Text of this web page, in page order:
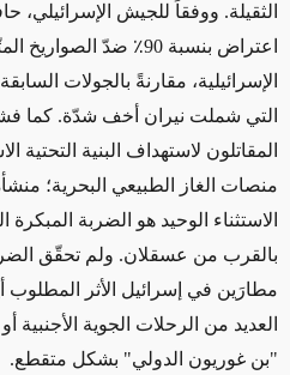
الثقيلة. ووفقاً للجيش
اعتراض بنسبة 90٪ ضدّ
الإسرائيلية، مقارنةً بالجولات السابقة
التي شملت نيران أخف شدّة. كما
المقاتلون لاستهداف البنية التحتية
منصات الغاز الطبيعي البحرية؛
الاستثناء الوحيد هو الضربة المبكرة
بالقرب من عسقلان. ولم تحقّق
مطارَين في إسرائيل الأثر المطلوب
العديد من الرحلات الجوية الأجنبية
"بن غوريون الدولي" بشكل متقطع.